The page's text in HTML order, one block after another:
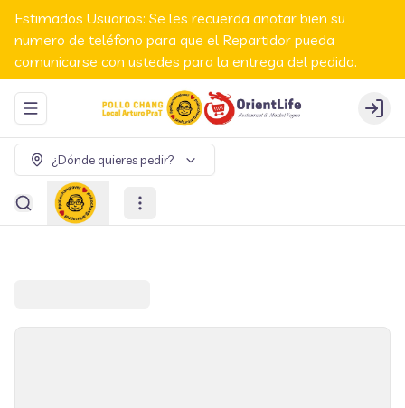
Estimados Usuarios: Se les recuerda anotar bien su
numero de teléfono para que el Repartidor pueda
comunicarse con ustedes para la entrega del pedido.
Abrir menu de navegación Login
¿Dónde quieres pedir?